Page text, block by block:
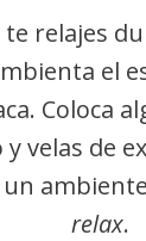
te relajes
el
Coloca
y velas de
relax.